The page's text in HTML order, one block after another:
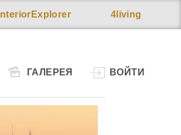
4living
InteriorExplorer
ГАЛЕРЕЯ ВОЙТИ